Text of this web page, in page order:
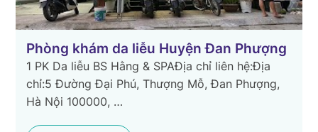
Phòng khám da liễu Huyện Đan Phượng
1 PK Da liễu BS Hằng & SPAĐịa chỉ liên hệ:Địa
chỉ:5 Đường Đại Phú, Thượng Mỗ, Đan Phượng,
Hà Nội 100000, …